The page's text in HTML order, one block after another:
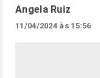
Angela Ruiz
11/04/2024 às 15:56